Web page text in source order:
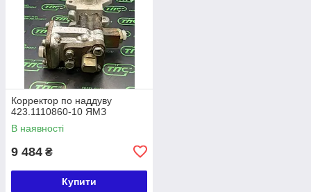
Корректор по наддуву
423.1110860-10 ЯМЗ
В наявності
9 484 ₴
Купити